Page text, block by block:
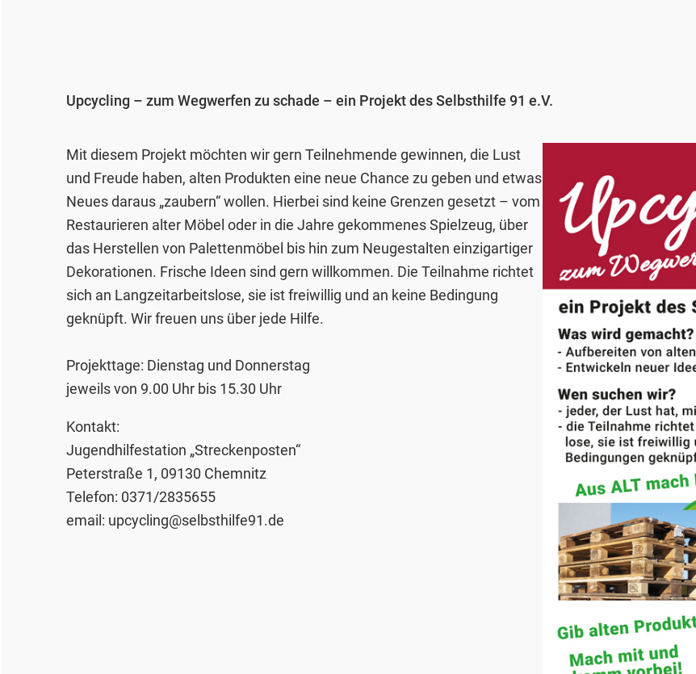
Upcycling – zum Wegwerfen zu schade – ein Projekt des Selbsthilfe 91 e.V.
Mit diesem Projekt möchten wir gern Teilnehmende gewinnen, die Lust
und Freude haben, alten Produkten eine neue Chance zu geben und etwas
Neues daraus „zaubern“ wollen. Hierbei sind keine Grenzen gesetzt – vom
Restaurieren alter Möbel oder in die Jahre gekommenes Spielzeug, über
das Herstellen von Palettenmöbel bis hin zum Neugestalten einzigartiger
Dekorationen. Frische Ideen sind gern willkommen. Die Teilnahme richtet
sich an Langzeitarbeitslose, sie ist freiwillig und an keine Bedingung
geknüpft. Wir freuen uns über jede Hilfe.
Projekttage: Dienstag und Donnerstag
jeweils von 9.00 Uhr bis 15.30 Uhr
Kontakt:
Jugendhilfestation „Streckenposten“
Peterstraße 1, 09130 Chemnitz
Telefon: 0371/2835655
email: upcycling@selbsthilfe91.de